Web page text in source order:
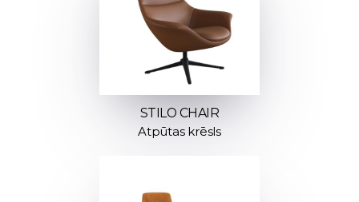
STILO CHAIR
Atpūtas krēsls